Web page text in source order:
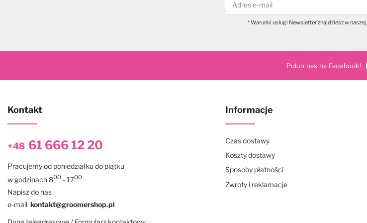
* Warunki usługi Newsletter znajdziesz w naszej
Polub nas na Facebook!
Kontakt
+48 61 666 12 20
Pracujemy od poniedziałku do piątku
w godzinach 800 - 1700
Napisz do nas
e-mail:kontakt@groomershop.pl
Informacje
Czas dostawy
Koszty dostawy
Sposoby płatności
Zwroty i reklamacje